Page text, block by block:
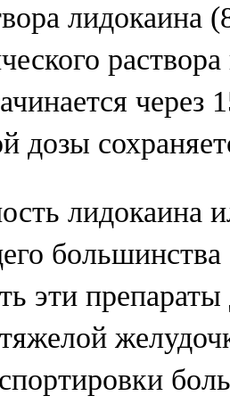
лидокаина
через
дозы
лидокаина
большинства
эти